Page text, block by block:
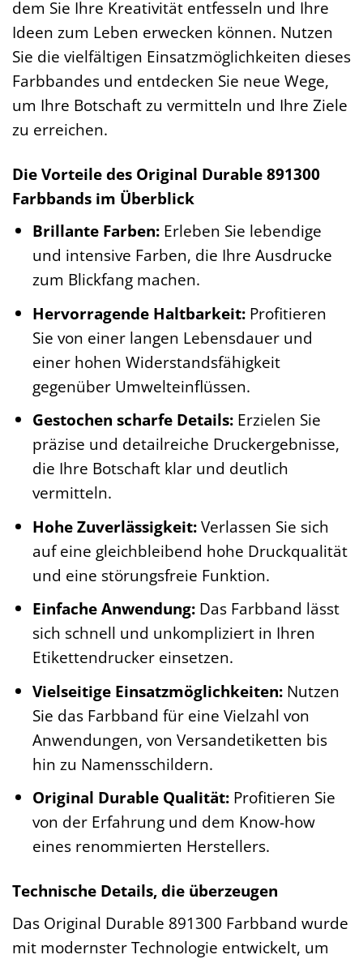
dem Sie Ihre Kreativität entfesseln und Ihre
Ideen zum Leben erwecken können. Nutzen
Sie die vielfältigen Einsatzmöglichkeiten dieses
Farbbandes und entdecken Sie neue Wege,
um Ihre Botschaft zu vermitteln und Ihre Ziele
zu erreichen.
Die Vorteile des Original Durable 891300
Farbbands im Überblick
Brillante Farben:Erleben Sie lebendige
und intensive Farben, die Ihre Ausdrucke
zum Blickfang machen.
Hervorragende Haltbarkeit:Profitieren
Sie von einer langen Lebensdauer und
einer hohen Widerstandsfähigkeit
gegenüber Umwelteinflüssen.
Gestochen scharfe Details:Erzielen Sie
präzise und detailreiche Druckergebnisse,
die Ihre Botschaft klar und deutlich
vermitteln.
Hohe Zuverlässigkeit:Verlassen Sie sich
auf eine gleichbleibend hohe Druckqualität
und eine störungsfreie Funktion.
Einfache Anwendung:Das Farbband lässt
sich schnell und unkompliziert in Ihren
Etikettendrucker einsetzen.
Vielseitige Einsatzmöglichkeiten:Nutzen
Sie das Farbband für eine Vielzahl von
Anwendungen, von Versandetiketten bis
hin zu Namensschildern.
Original Durable Qualität:Profitieren Sie
von der Erfahrung und dem Know-how
eines renommierten Herstellers.
Technische Details, die überzeugen
Das Original Durable 891300 Farbband wurde
mit modernster Technologie entwickelt, um